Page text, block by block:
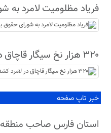
فریاد مظلومیت لامرد به
رسید
۳۲۰ هزار نخ سیگار قاچاق در لامرد کشف شد
خبر تاپ صفحه
استان فارس صاحب منطقه